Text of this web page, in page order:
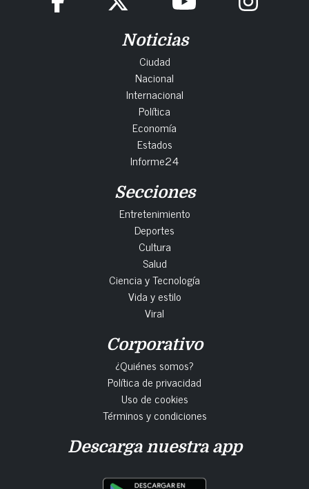
Noticias
Ciudad
Nacional
Internacional
Política
Economía
Estados
Informe24
Secciones
Entretenimiento
Deportes
Cultura
Salud
Ciencia y Tecnología
Vida y estilo
Viral
Corporativo
¿Quiénes somos?
Política de privacidad
Uso de cookies
Términos y condiciones
Descarga nuestra app